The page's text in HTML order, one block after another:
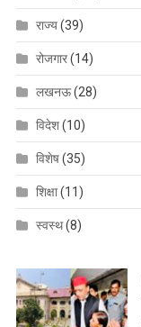
राज्य(39)
रोजगार(14)
लखनऊ(28)
विदेश(10)
विशेष(35)
शिक्षा(11)
स्वस्थ(8)